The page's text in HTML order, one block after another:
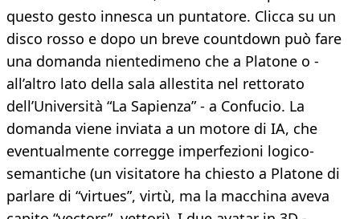
questo gesto innesca un puntatore. Clicca su un
disco rosso e dopo un breve countdown può fare
una domanda nientedimeno che a Platone o -
all’altro lato della sala allestita nel rettorato
dell’Università “La Sapienza” - a Confucio. La
domanda viene inviata a un motore di IA, che
eventualmente corregge imperfezioni logico-
semantiche (un visitatore ha chiesto a Platone di
parlare di “virtues”, virtù, ma la macchina aveva